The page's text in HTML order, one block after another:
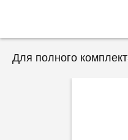
Для полного